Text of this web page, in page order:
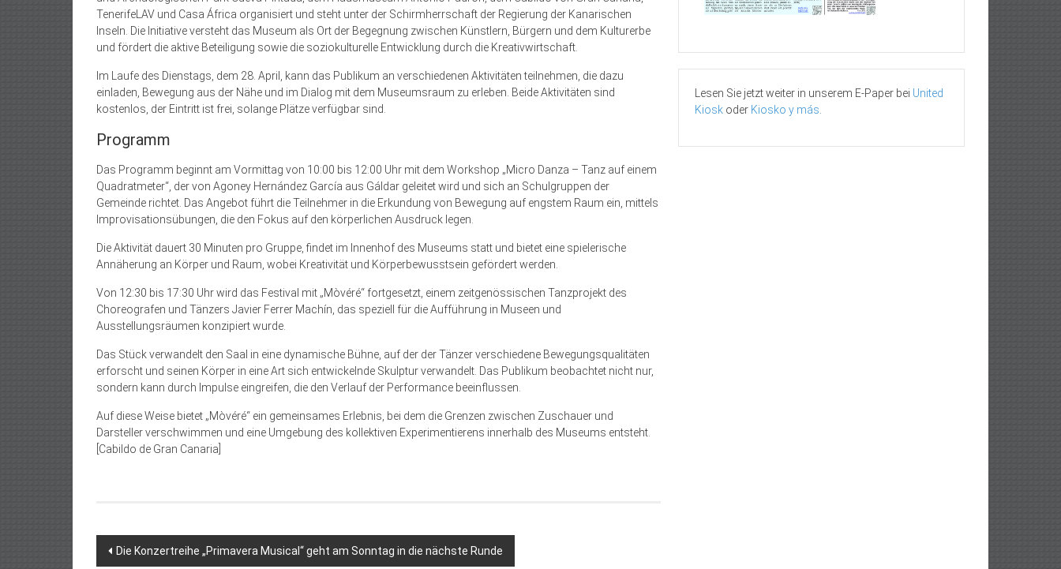
TenerifeLAV und Casa África organisiert und steht unter der Schirmherrschaft der Regierung der Kanarischen
Inseln. Die Initiative versteht das Museum als Ort der Begegnung zwischen Künstlern, Bürgern und dem Kulturerbe
und fördert die aktive Beteiligung sowie die soziokulturelle Entwicklung durch die Kreativwirtschaft.
Im Laufe des Dienstags, dem 28. April, kann das Publikum an verschiedenen Aktivitäten teilnehmen, die dazu
einladen, Bewegung aus der Nähe und im Dialog mit dem Museumsraum zu erleben. Beide Aktivitäten sind
kostenlos, der Eintritt ist frei, solange Plätze verfügbar sind.
Programm
Das Programm beginnt am Vormittag von 10:00 bis 12:00 Uhr mit dem Workshop „Micro Danza – Tanz auf einem
Quadratmeter“, der von Agoney Hernández García aus Gáldar geleitet wird und sich an Schulgruppen der
Gemeinde richtet. Das Angebot führt die Teilnehmer in die Erkundung von Bewegung auf engstem Raum ein, mittels
Improvisationsübungen, die den Fokus auf den körperlichen Ausdruck legen.
Die Aktivität dauert 30 Minuten pro Gruppe, findet im Innenhof des Museums statt und bietet eine spielerische
Annäherung an Körper und Raum, wobei Kreativität und Körperbewusstsein gefördert werden.
Von 12:30 bis 17:30 Uhr wird das Festival mit „Mòvéré“ fortgesetzt, einem zeitgenössischen Tanzprojekt des
Choreografen und Tänzers Javier Ferrer Machín, das speziell für die Aufführung in Museen und
Ausstellungsräumen konzipiert wurde.
Das Stück verwandelt den Saal in eine dynamische Bühne, auf der der Tänzer verschiedene Bewegungsqualitäten
erforscht und seinen Körper in eine Art sich entwickelnde Skulptur verwandelt. Das Publikum beobachtet nicht nur,
sondern kann durch Impulse eingreifen, die den Verlauf der Performance beeinflussen.
Auf diese Weise bietet „Mòvéré“ ein gemeinsames Erlebnis, bei dem die Grenzen zwischen Zuschauer und
Darsteller verschwimmen und eine Umgebung des kollektiven Experimentierens innerhalb des Museums entsteht.
[Cabildo de Gran Canaria]
Beitragsnavigation
Die Konzertreihe „Primavera Musical“ geht am Sonntag in die nächste Runde
Lesen Sie jetzt weiter in unserem E-Paper bei United
Kiosk oder Kiosko y más